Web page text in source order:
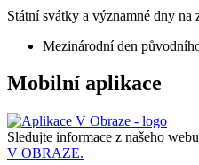
Státní svátky a významné dny na
Mezinárodní den
Mobilní aplikace
Sledujte informace z našeho
V OBRAZE.